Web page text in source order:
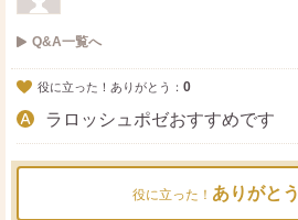
Q&A一覧へ
役に立った！ありがとう： 0
ラロッシュポゼおすすめです
役に立った！ ありがとう